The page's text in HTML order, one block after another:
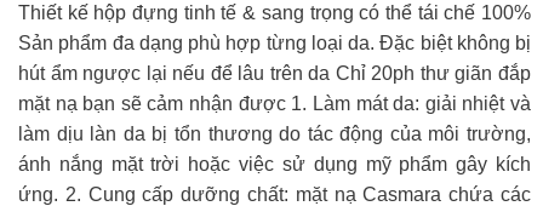
Thiết kế hộp đựng tinh tế & sang trọng có thể tái chế 100%
Sản phẩm đa dạng phù hợp từng loại da. Đặc biệt không bị
hút ẩm ngược lại nếu để lâu trên da Chỉ 20ph thư giãn đắp
mặt nạ bạn sẽ cảm nhận được 1. Làm mát da: giải nhiệt và
làm dịu làn da bị tổn thương do tác động của môi trường,
ánh nắng mặt trời hoặc việc sử dụng mỹ phẩm gây kích
ứng. 2. Cung cấp dưỡng chất: mặt nạ Casmara chứa các